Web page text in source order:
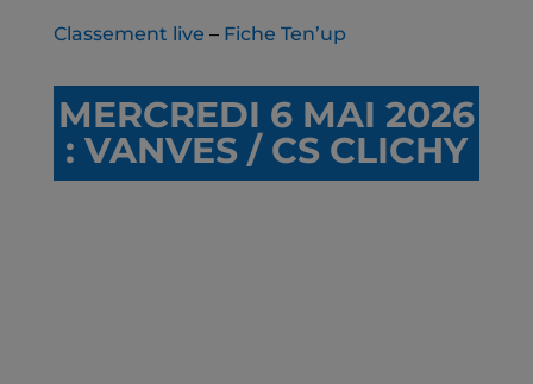
Classement live – Fiche Ten’up
MERCREDI 6 MAI 2026
: VANVES / CS CLICHY